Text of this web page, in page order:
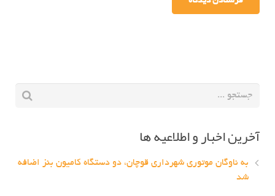
آخرین اخبار و اطلاعیه ها
به ناوگان موتوری شهرداری قوچان، دو دستگاه کامیون بنز اضافه
شد